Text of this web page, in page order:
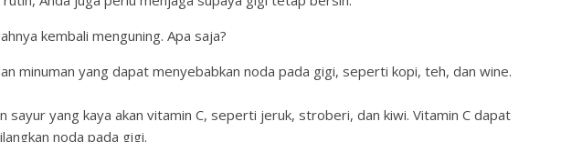
kembali menguning. Apa saja?
minuman yang dapat menyebabkan noda pada gigi, seperti kopi, teh, dan wine.
sayur yang kaya akan vitamin C, seperti jeruk, stroberi, dan kiwi. Vitamin C dapat
noda pada gigi.